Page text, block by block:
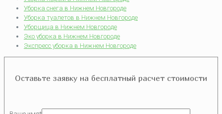
Уборка снега в Нижнем Новгороде
Уборка туалетов в Нижнем Новгороде
Уборщица в Нижнем Новгороде
Эко уборка в Нижнем Новгороде
Экспресс уборка в Нижнем Новгороде
Оставьте заявку на бесплатный расчет стоимости